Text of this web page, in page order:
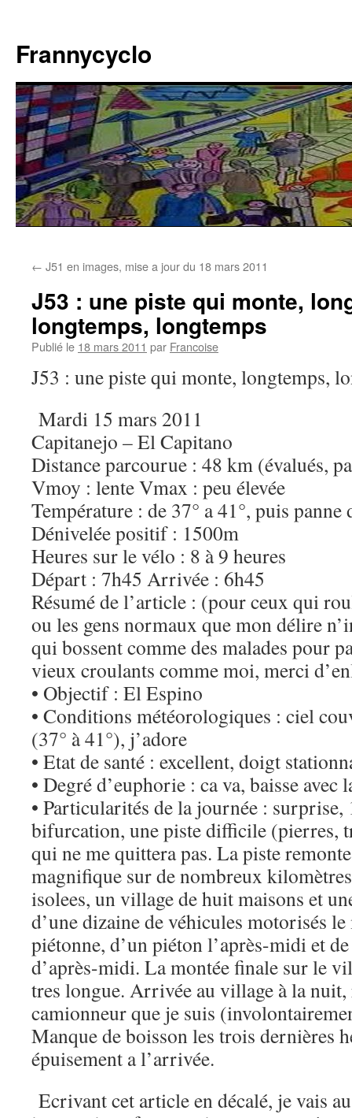
contenu
Frannycyclo
← J51 en images, mise a jour du 18 mars 2011
J53 : une piste qui monte,
longtemps, longtemps
Publié le 18 mars 2011 par Francoise
J53 : une piste qui monte, longtemps,
Mardi 15 mars 2011
Capitanejo – El Capitano
Distance parcourue : 48 km (évalués,
Vmoy : lente Vmax : peu élevée
Température : de 37° a 41°, puis panne
Dénivelée positif : 1500m
Heures sur le vélo : 8 à 9 heures
Départ : 7h45 Arrivée : 6h45
Résumé de l’article : (pour ceux qui
ou les gens normaux que mon délire
qui bossent comme des malades pour
vieux croulants comme moi, merci
• Objectif : El Espino
• Conditions météorologiques : ciel
(37° à 41°), j’adore
• Etat de santé : excellent, doigt
• Degré d’euphorie : ca va, baisse avec
• Particularités de la journée : surprise,
bifurcation, une piste difficile (pierres,
qui ne me quittera pas. La piste
magnifique sur de nombreux
isolees, un village de huit maisons et
d’une dizaine de véhicules motorisés le
piétonne, d’un piéton l’après-midi et
d’après-midi. La montée finale sur le
tres longue. Arrivée au village à la nuit,
camionneur que je suis
Manque de boisson les trois dernières
épuisement a l’arrivée.
Ecrivant cet article en décalé, je vais